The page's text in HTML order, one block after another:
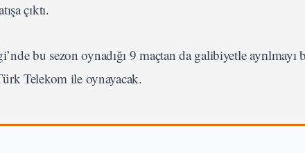
çıktı.
bu sezon oynadığı 9 maçtan da galibiyetle ayrılmayı
Telekom ile oynayacak.